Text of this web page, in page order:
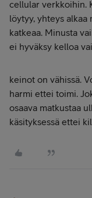
cellular verkkoihin.
löytyy, yhteys
katkeaa. Minusta
ei hyväksy kelloa
keinot on vähissä.
harmi ettei toimi.
osaava matkustaa
käsityksessä ettei